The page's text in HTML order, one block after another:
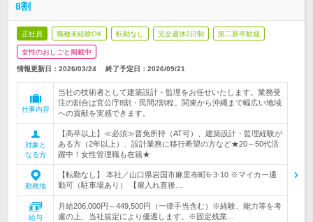
8割
正社員 職種未経験OK 転勤なし 完全週休2日制 第二新卒歓迎
女性のおしごと掲載中
情報更新日：2026/03/24 終了予定日： 2026/09/21
仕事内容
当社の技術者として建築設計・監理をお任せいたします。業務受
注の割合は官公庁8割・民間2割程。関東から沖縄まで幅広い地域
への貢献を実感できます。
対象と
なる方
【高卒以上】≪必須≫普免所持（AT可）、建築設計・監理経験が
ある方（2年以上）、設計業務に移行希望の方など★20～50代活
躍中！女性管理職も在籍★
勤務地
【転勤なし】 本社／山口県岩国市麻里布町6-3-10 ※マイカー通
勤可（駐車場あり） 【雇入れ直後…
給与
月給206,000円～449,500円（一律手当含む）※経験、能力等を考
慮の上、当社規定により優遇します。※固定残業…